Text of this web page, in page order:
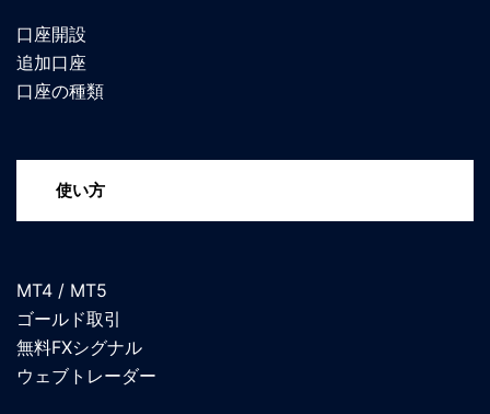
口座開設
追加口座
口座の種類
使い方
MT4 / MT5
ゴールド取引
無料FXシグナル
ウェブトレーダー